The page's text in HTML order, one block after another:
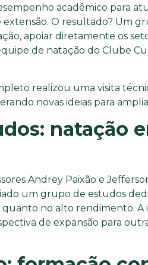
acadêmico para
extensão. O resultado? Um
apoiar diretamente os
de natação do Clube
realizou uma visita
novas ideias para
natação
Andrey Paixão e
um grupo de estudos
no alto rendimento. A
de expansão para